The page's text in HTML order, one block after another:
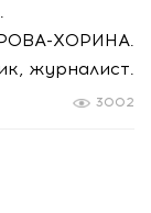
ХОРИНА.
журналист.
3002